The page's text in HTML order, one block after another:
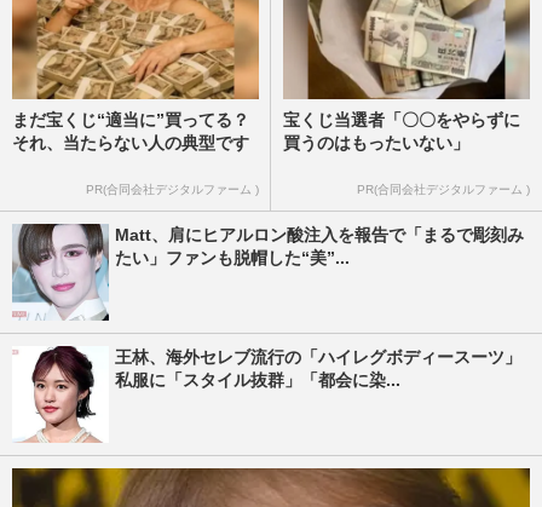
まだ宝くじ“適当に”買ってる？
それ、当たらない人の典型です
PR(合同会社デジタルファーム )
宝くじ当選者「〇〇をやらずに
買うのはもったいない」
PR(合同会社デジタルファーム )
Matt、肩にヒアルロン酸注入を報告で「まるで彫刻み
たい」ファンも脱帽した“美”...
王林、海外セレブ流行の「ハイレグボディースーツ」
私服に「スタイル抜群」「都会に染...